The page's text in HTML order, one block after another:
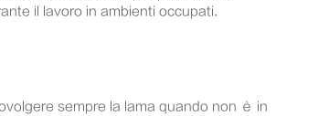
il lavoro in ambienti occupati.
sempre la lama quando non è in